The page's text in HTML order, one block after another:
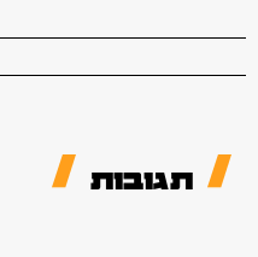
תגובות